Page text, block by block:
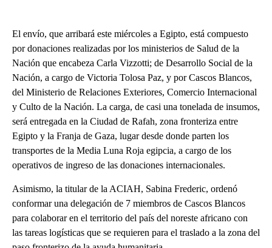
El envío, que arribará este miércoles a Egipto, está compuesto
por donaciones realizadas por los ministerios de Salud de la
Nación que encabeza Carla Vizzotti; de Desarrollo Social de la
Nación, a cargo de Victoria Tolosa Paz, y por Cascos Blancos,
del Ministerio de Relaciones Exteriores, Comercio Internacional
y Culto de la Nación. La carga, de casi una tonelada de insumos,
será entregada en la Ciudad de Rafah, zona fronteriza entre
Egipto y la Franja de Gaza, lugar desde donde parten los
transportes de la Media Luna Roja egipcia, a cargo de los
operativos de ingreso de las donaciones internacionales.
Asimismo, la titular de la ACIAH, Sabina Frederic, ordenó
conformar una delegación de 7 miembros de Cascos Blancos
para colaborar en el territorio del país del noreste africano con
las tareas logísticas que se requieren para el traslado a la zona del